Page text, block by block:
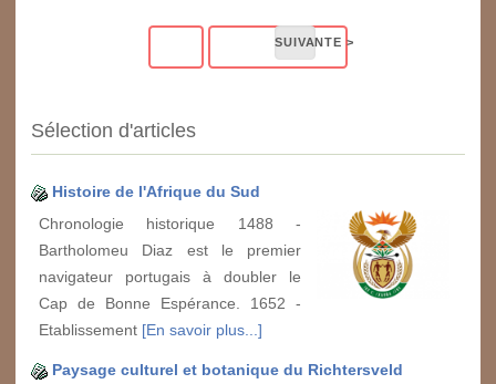
Sélection d'articles
Histoire de l'Afrique du Sud
Chronologie historique 1488 -
Bartholomeu Diaz est le premier
navigateur portugais à doubler le
Cap de Bonne Espérance. 1652 -
Etablissement [En savoir plus...]
Paysage culturel et botanique du Richtersveld